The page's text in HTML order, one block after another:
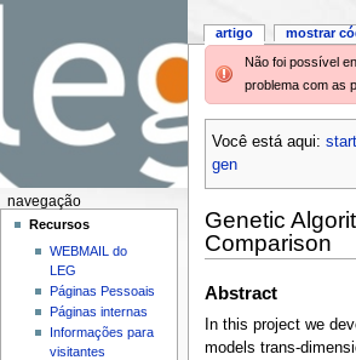
Não foi possível
problema com as
Você está aqui: start
gen
Genetic
Comparison
Abstract
In this project we
models trans-
artigo mostrar
navegação
Recursos
WEBMAIL do
LEG
Páginas Pessoais
Páginas internas
Informações para
visitantes